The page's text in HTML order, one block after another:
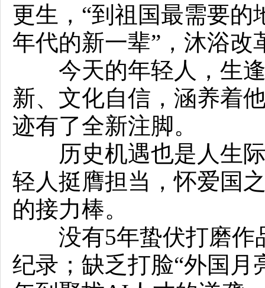
更生，“到祖国最需要的
年代的新一辈”，沐浴
今天的年轻人，生逢
新、文化自信，涵养着
迹有了全新注脚。
历史机遇也是人生际
轻人挺膺担当，怀爱国
的接力棒。
没有5年蛰伏打磨作
纪录；缺乏打脸“外国月